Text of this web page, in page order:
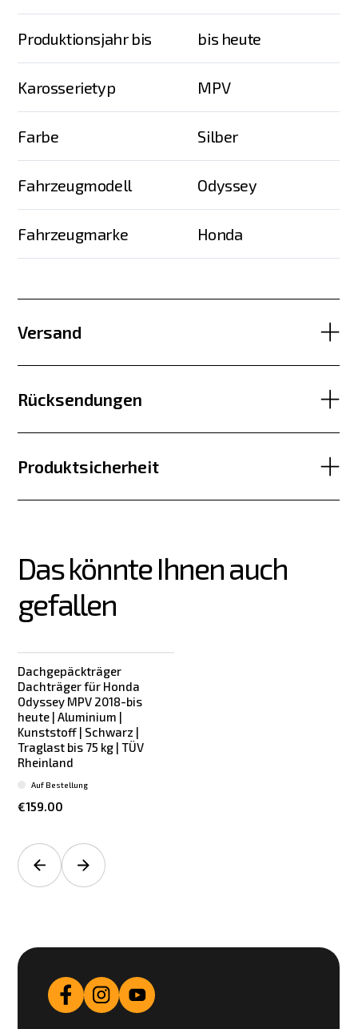
Produktionsjahr bis bis heute
Karosserietyp MPV
Farbe Silber
Fahrzeugmodell Odyssey
Fahrzeugmarke Honda
Versand
Rücksendungen
Produktsicherheit
Das könnte Ihnen auch
gefallen
Dachgepäckträger
Dachträger für Honda
Odyssey MPV 2018-bis
heute | Aluminium |
Kunststoff | Schwarz |
Traglast bis 75 kg | TÜV
Rheinland
€159.00
Auf Bestellung